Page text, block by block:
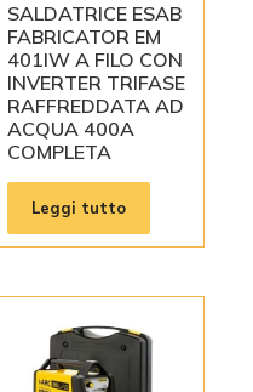
SALDATRICE ESAB
FABRICATOR EM
401IW A FILO CON
INVERTER TRIFASE
RAFFREDDATA AD
ACQUA 400A
COMPLETA
Leggi tutto